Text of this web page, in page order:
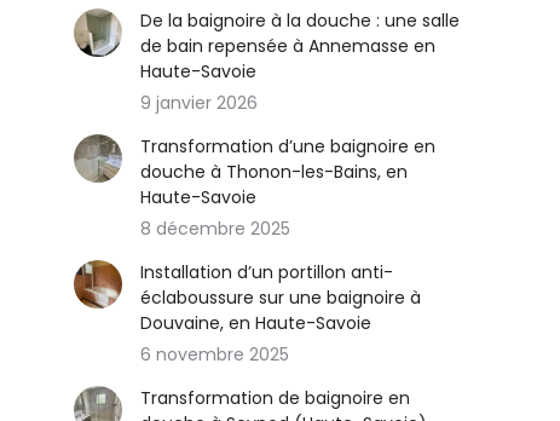
De la baignoire à la douche : une salle
de bain repensée à Annemasse en
Haute-Savoie
9 janvier 2026
Transformation d’une baignoire en
douche à Thonon-les-Bains, en
Haute-Savoie
8 décembre 2025
Installation d’un portillon anti-
éclaboussure sur une baignoire à
Douvaine, en Haute-Savoie
6 novembre 2025
Transformation de baignoire en